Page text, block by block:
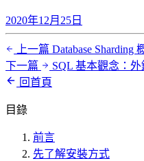
2020年12月25日
上一篇 Database Sharding
下一篇
SQL 基本觀念：
回首頁
目錄
前言
先了解安裝方式